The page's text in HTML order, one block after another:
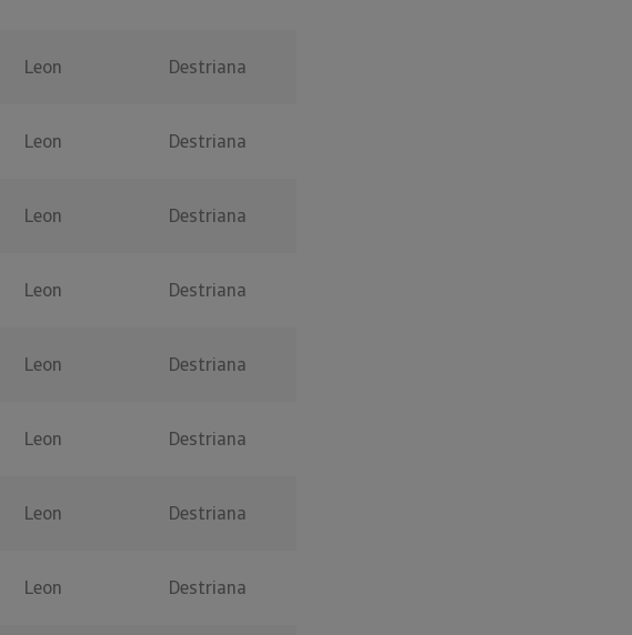
Leon Destriana
Leon Destriana
Leon Destriana
Leon Destriana
Leon Destriana
Leon Destriana
Leon Destriana
Leon Destriana